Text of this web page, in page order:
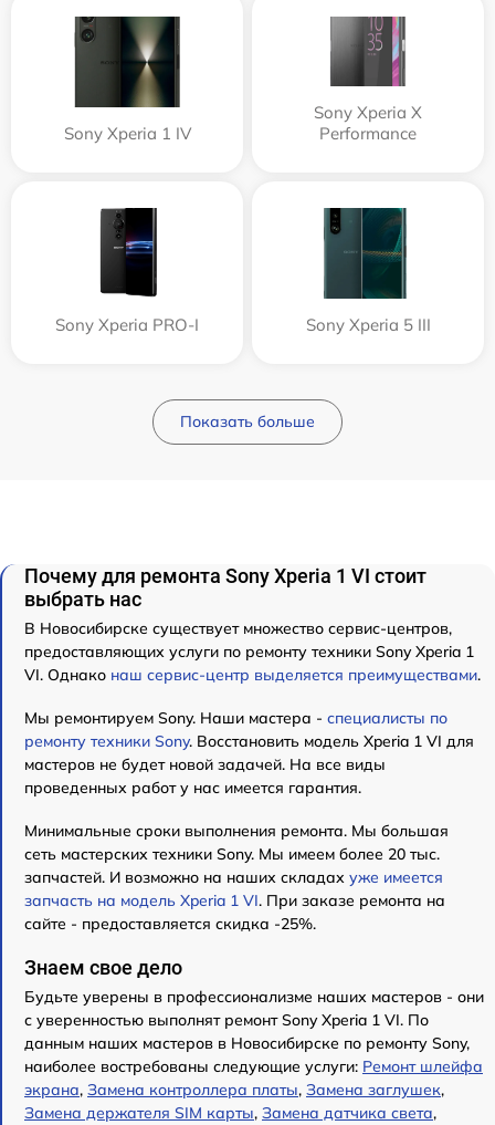
Sony Xperia 1 IV
Sony Xperia X
Performance
Sony Xperia PRO-I Sony Xperia 5 III
Показать больше
Почему для ремонта Sony Xperia 1 VI стоит
выбрать нас
В Новосибирске существует множество сервис-центров,
предоставляющих услуги по ремонту техники Sony Xperia 1
VI. Однако наш сервис-центр выделяется преимуществами.
Мы ремонтируем Sony. Наши мастера - специалисты по
ремонту техники Sony. Восстановить модель Xperia 1 VI для
мастеров не будет новой задачей. На все виды
проведенных работ у нас имеется гарантия.
Минимальные сроки выполнения ремонта. Мы большая
сеть мастерских техники Sony. Мы имеем более 20 тыс.
запчастей. И возможно на наших складах уже имеется
запчасть на модель Xperia 1 VI. При заказе ремонта на
сайте - предоставляется скидка -25%.
Знаем свое дело
Будьте уверены в профессионализме наших мастеров - они
с уверенностью выполнят ремонт Sony Xperia 1 VI. По
данным наших мастеров в Новосибирске по ремонту Sony,
наиболее востребованы следующие услуги: Ремонт шлейфа
экрана, Замена контроллера платы, Замена заглушек,
Замена держателя SIM карты, Замена датчика света,